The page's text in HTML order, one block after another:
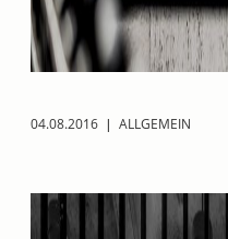
04.08.2016 | ALLGEMEIN